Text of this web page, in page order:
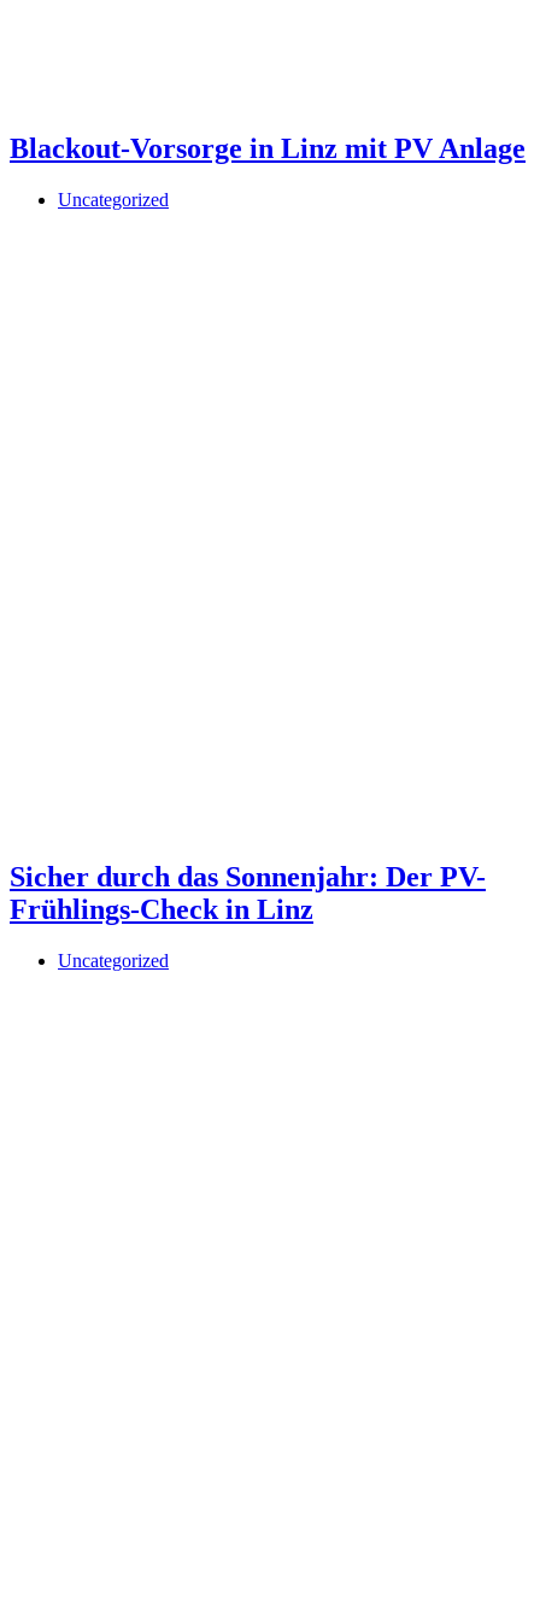
Blackout-Vorsorge in Linz mit PV Anlage
Uncategorized
Sicher durch das Sonnenjahr: Der PV-
Frühlings-Check in Linz
Uncategorized